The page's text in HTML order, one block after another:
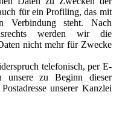
für ein Profiling, das mit
Verbindung steht. Nach
werden wir die
nicht mehr für Zwecke
telefonisch, per E-
zu Beginn dieser
unserer Kanzlei